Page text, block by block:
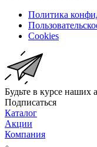
Политика
Cookies
Будьте в курсе наших
Подписаться
Каталог
Акции
Компания